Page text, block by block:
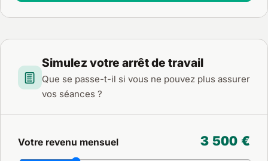
Simulez votre arrêt de travail
Que se passe-t-il si vous ne pouvez plus assurer
vos séances ?
Votre revenu mensuel 3 500 €